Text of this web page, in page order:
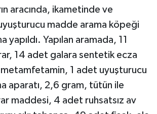
aracında, ikametinde ve
madde arama köpeği
yapıldı. Yapılan aramada, 11
14 adet galara sentetik ecza
metamfetamin, 1 adet uyuşturucu
aparatı, 2,6 gram, tütün ile
maddesi, 4 adet ruhsatsız av